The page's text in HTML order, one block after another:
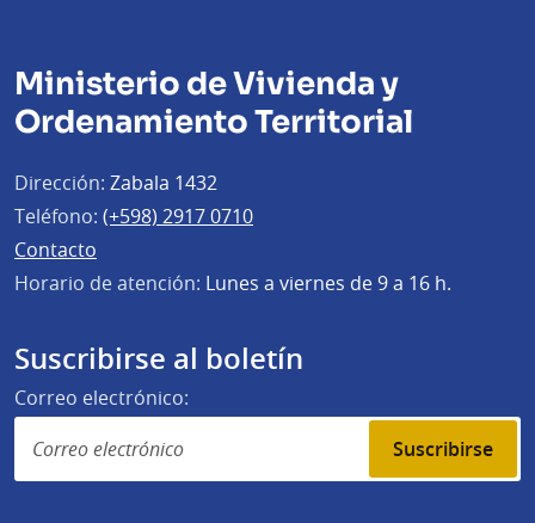
Ministerio de Vivienda y
Ordenamiento Territorial
Dirección: Zabala 1432
Teléfono: (+598) 2917 0710
Contacto
Horario de atención: Lunes a viernes de 9 a 16 h.
Suscribirse al boletín
Correo electrónico:
Suscribirse